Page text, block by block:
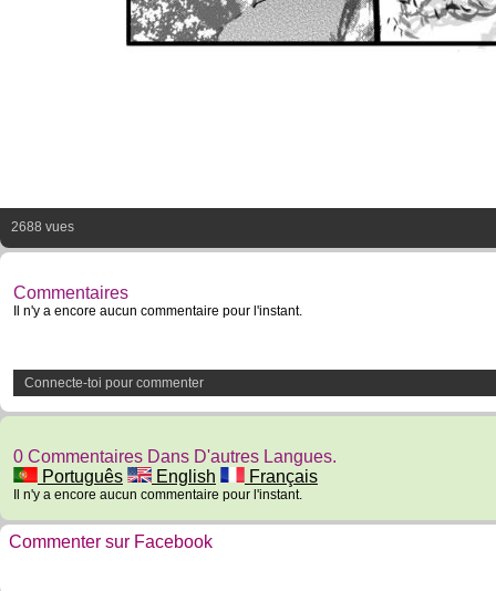
2688 vues
Commentaires
Il n'y a encore aucun commentaire pour l'instant.
Connecte-toi pour commenter
0 Commentaires Dans D'autres Langues.
Português
English Français
Il n'y a encore aucun commentaire pour l'instant.
Commenter sur Facebook